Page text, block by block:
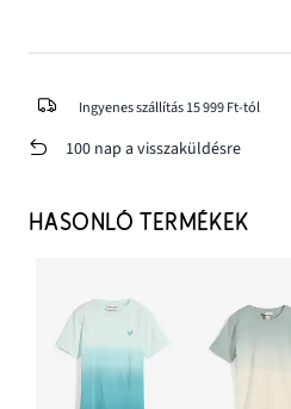
Ingyenes szállítás 15 999 Ft-tól
100 nap a visszaküldésre
HASONLÓ TERMÉKEK